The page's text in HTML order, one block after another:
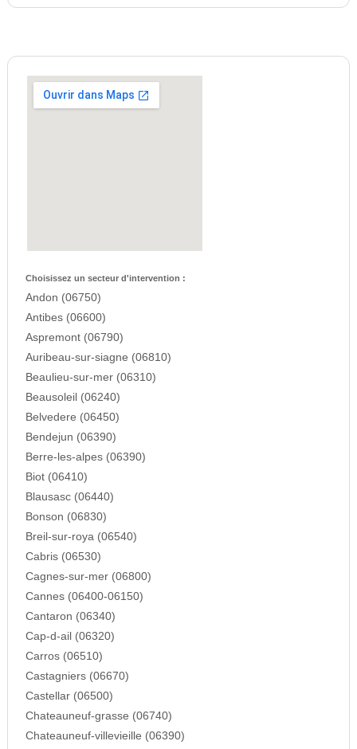
Choisissez un secteur d'intervention :
Andon (06750)
Antibes (06600)
Aspremont (06790)
Auribeau-sur-siagne (06810)
Beaulieu-sur-mer (06310)
Beausoleil (06240)
Belvedere (06450)
Bendejun (06390)
Berre-les-alpes (06390)
Biot (06410)
Blausasc (06440)
Bonson (06830)
Breil-sur-roya (06540)
Cabris (06530)
Cagnes-sur-mer (06800)
Cannes (06400-06150)
Cantaron (06340)
Cap-d-ail (06320)
Carros (06510)
Castagniers (06670)
Castellar (06500)
Chateauneuf-grasse (06740)
Chateauneuf-villevieille (06390)